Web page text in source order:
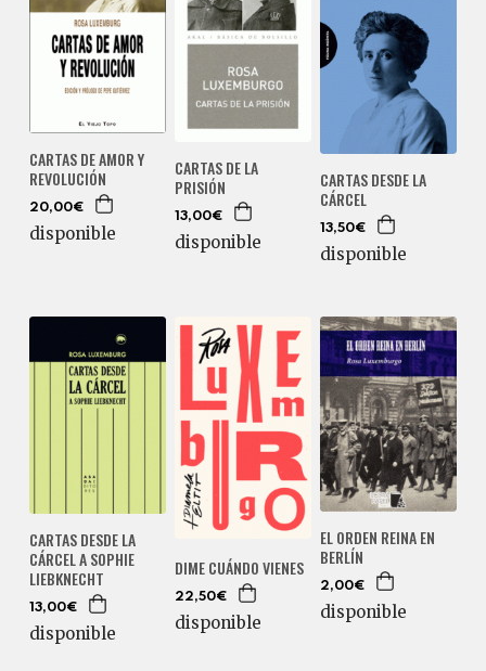
CARTAS DE AMOR Y
REVOLUCIÓN
20,00€
disponible
CARTAS DE LA
PRISIÓN
13,00€
disponible
CARTAS DESDE LA
CÁRCEL
13,50€
disponible
CARTAS DESDE LA
CÁRCEL A SOPHIE
LIEBKNECHT
13,00€
disponible
DIME CUÁNDO VIENES
22,50€
disponible
EL ORDEN REINA EN
BERLÍN
2,00€
disponible